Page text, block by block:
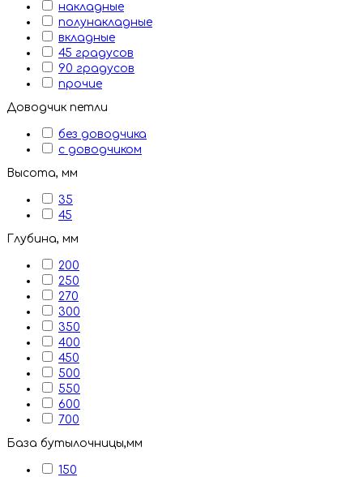
накладные
полунакладные
вкладные
45 градусов
90 градусов
прочие
Доводчик петли
без доводчика
с доводчиком
Высота, мм
35
45
Глубина, мм
200
250
270
300
350
400
450
500
550
600
700
База бутылочницы,мм
150